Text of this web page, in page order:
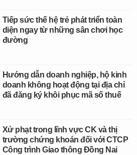
Tiếp sức thế hệ trẻ phát triển toàn
diện ngay từ những sân chơi học
đường
Hướng dẫn doanh nghiệp, hộ kinh
doanh không hoạt động tại địa chỉ
đã đăng ký khôi phục mã số thuế
Xử phạt trong lĩnh vực CK và thị
trường chứng khoán đối với CTCP
Công trình Giao thông Đồng Nai